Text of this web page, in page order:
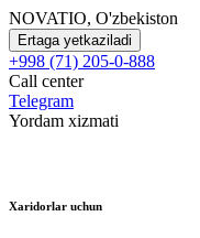
NOVATIO, O'zbekiston
Ertaga yetkaziladi
+998 (71) 205-0-888
Call center
Telegram
Yordam xizmati
Xaridorlar uchun